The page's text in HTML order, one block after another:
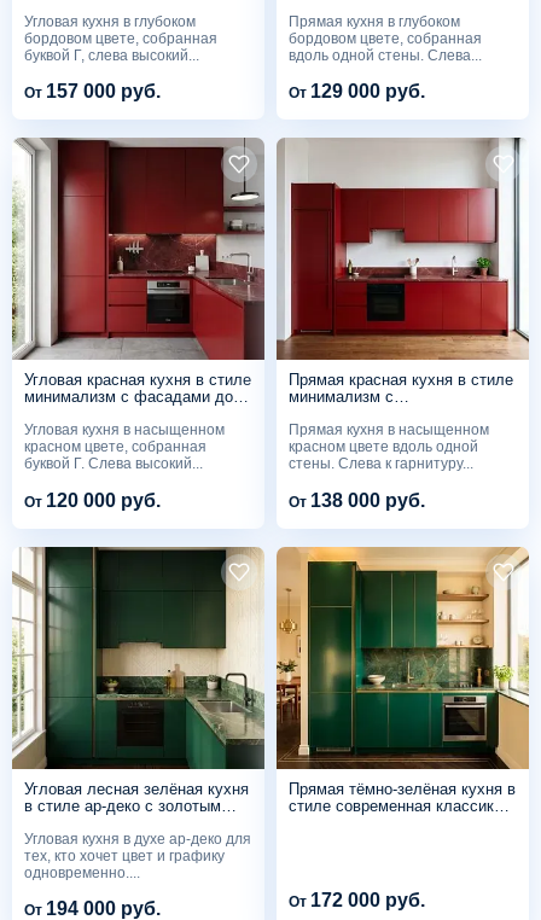
Угловая кухня в глубоком
бордовом цвете, собранная
буквой Г, слева высокий...
От 157 000 руб.
холодильником
Прямая кухня в глубоком
бордовом цвете, собранная
вдоль одной стены. Слева...
От 129 000 руб.
Угловая красная кухня в стиле
минимализм с фасадами до
Угловая кухня в насыщенном
красном цвете, собранная
буквой Г. Слева высокий...
От 120 000 руб.
Прямая красная кухня в стиле
минимализм с
холодильником
Прямая кухня в насыщенном
красном цвете вдоль одной
стены. Слева к гарнитуру...
От 138 000 руб.
Угловая лесная зелёная кухня
в стиле ар-деко с золотым
Угловая кухня в духе ар-деко для
тех, кто хочет цвет и графику
одновременно....
От 194 000 руб.
Прямая тёмно-зелёная кухня в
стиле современная классика с
От 172 000 руб.